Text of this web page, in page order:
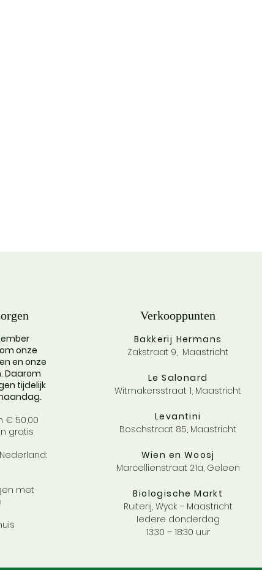
onze
en onze
Daarom
tijdelijk
€ 50,00
gratis
met
Verkooppunten
Bakkerij Hermans
Zakstraat 9, Maastricht
Le Salonard
Witmakersstraat 1, Maastricht
Levantini
Boschstraat 85, Maastricht
Wien en Woosj
Marcellienstraat 21a, Geleen
Biologische Markt
Ruiterij, Wyck – Maastricht
Iedere donderdag
13:30 – 18:30 uur